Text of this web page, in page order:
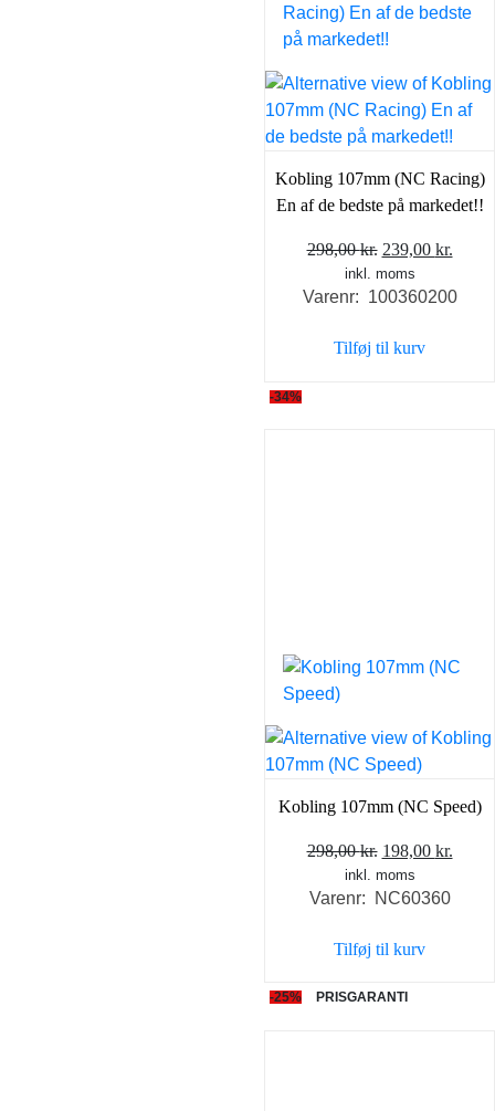
Kobling 107mm (NC Racing)
En af de bedste på markedet!!
298,00kr. Den
oprindelige
pris
298,00 kr..
239,00 kr.
pris
inkl. moms
Varenr: 100360200
Tilføj til kurv
-34%
Kobling 107mm (NC Speed)
298,00kr. Den
oprindelige
pris
298,00 kr..
198,00 kr.
inkl. moms
Varenr: NC60360
Tilføj til kurv
-25% PRISGARANTI